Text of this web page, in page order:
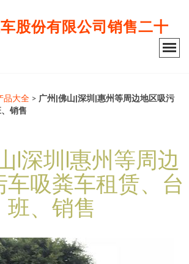
股份有限公司销售二十
品大全 > 广州|佛山|深圳|惠州等周边地区吸污
销售
|深圳|惠州等周边
吸粪车租赁、台
班、销售